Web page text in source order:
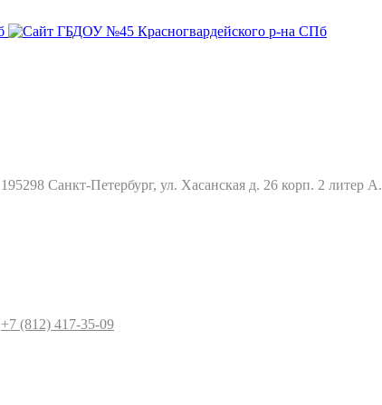
195298 Санкт-Петербург, ул. Хасанская д. 26 корп. 2 литер А.
+7 (812) 417-35-09